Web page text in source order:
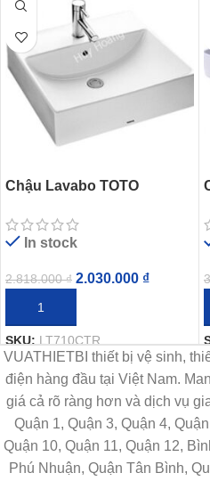
Chậu Lavabo TOTO
Đặt Bàn
In stock
2.818.000₫ 2.030.000 ₫
THÊM VÀO GIỎ HÀNG
SKU:LT710CTR
VUATHIETBI thiết bị vệ sinh,
điện hàng đầu tại Việt Nam.
giá cả rõ ràng hơn và dịch vụ
Quận 1, Quận 3, Quận 4,
Quận 10, Quận 11, Quận 12,
Phú Nhuận, Quận Tân Bình,